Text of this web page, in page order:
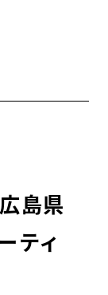
島県
ティ